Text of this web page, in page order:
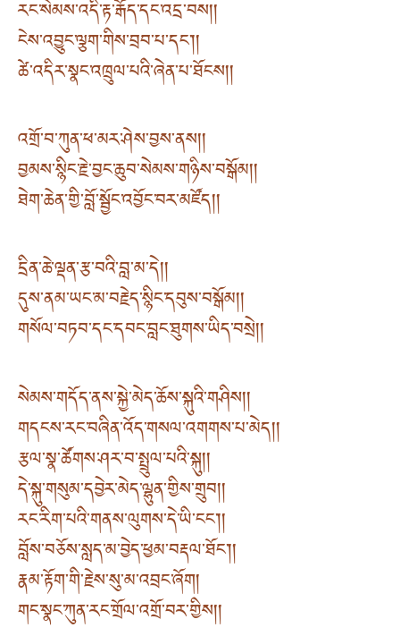
རང་སེམས་འདི་རྟ་རྒོད་དང་འདྲ་བས། །
ངེས་འབྱུང་ལྕག་གིས་བྲབ་པ་དང་། །
ཚེ་འདིར་སྣང་འཁྲུལ་པའི་ཞེན་པ་ཐོངས། །
འགྲོ་བ་ཀུན་ཕ་མར་ཤེས་བྱས་ནས། །
བྱམས་སྙིང་རྗེ་བྱང་ཆུབ་སེམས་གཉིས་བསྒོམ། །
ཐེག་ཆེན་གྱི་བློ་སྦྱོང་འབྱོང་བར་མཛོད། །
དྲིན་ཆེ་ལྡན་རྩ་བའི་བླ་མ་དེ། །
དུས་ནམ་ཡང་མ་བརྗེད་སྙིང་དབུས་བསྒོམ། །
གསོལ་བཏབ་དང་དབང་བླང་ཐུགས་ཡིད་བསྲེ། །
སེམས་གདོད་ནས་སྐྱེ་མེད་ཆོས་སྐུའི་གཤིས། །
གདངས་རང་བཞིན་འོད་གསལ་འགགས་པ་མེད། །
རྩལ་སྣ་ཚོགས་ཤར་བ་སྤྲུལ་པའི་སྐུ། །
དེ་སྐུ་གསུམ་དབྱེར་མེད་ལྷུན་གྱིས་གྲུབ། །
རང་རིག་པའི་གནས་ལུགས་དེ་ཡི་ངང་། །
བློས་བཅོས་སླད་མ་བྱེད་ཕྱམ་བརྡལ་ཐོང་། །
རྣམ་རྟོག་གི་རྗེས་སུ་མ་འབྲང་ཞོག །
གང་སྣང་ཀུན་རང་གྲོལ་འགྲོ་བར་གྱིས། །